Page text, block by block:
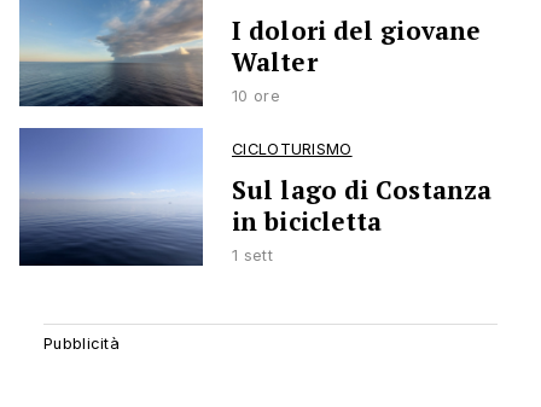
I dolori del giovane
Walter
10 ore
CICLOTURISMO
Sul lago di Costanza
in bicicletta
1 sett